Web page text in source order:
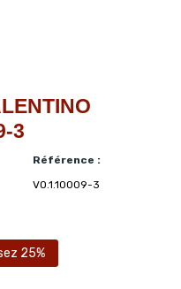
3
Référence :
VO.1.10009-3
25%